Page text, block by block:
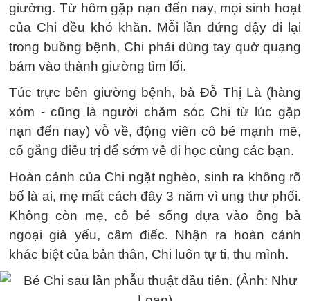
giường. Từ hôm gặp nạn đến nay, mọi sinh hoạt
của Chi đều khó khăn. Mỗi lần đứng dậy đi lại
trong buồng bệnh, Chi phải dùng tay quờ quạng
bám vào thành giường tìm lối.
Túc trực bên giường bệnh, bà Đỗ Thị Là (hàng
xóm - cũng là người chăm sóc Chi từ lúc gặp
nạn đến nay) vỗ về, động viên cô bé mạnh mẽ,
cố gắng điều trị để sớm về đi học cùng các bạn.
Hoàn cảnh của Chi ngặt nghèo, sinh ra không rõ
bố là ai, mẹ mất cách đây 3 năm vì ung thư phổi.
Không còn mẹ, cô bé sống dựa vào ông bà
ngoại già yếu, câm điếc. Nhận ra hoàn cảnh
khác biệt của bản thân, Chi luôn tự ti, thu mình.